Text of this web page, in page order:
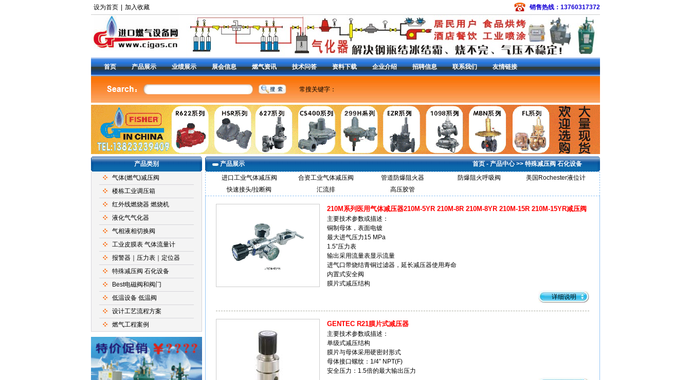
设为首页 加入收藏 销售热线：13760317372
首页 产品展示 业绩展示 展会信息 燃气资讯 技术问答 资料下载 企业介绍 招聘信息 联系我们 友情链接
常搜关键字：
燃气调压器 | 减压阀 | CS400减压阀 | S201减压阀 | 133L调压器 | 133H减压阀 | 299H减压阀 | 299HS
减压阀99调压器
1098减压阀 液化气减压阀 627-496减压阀 627-576调压器
R622-DFF减压
| 63EG泄压阀 | 98H放 散阀 Y690A调压器 1301F减压阀 95H减压阀 DVC6200定位器 | 费希尔
定位器 | DVC2000定位器 | 3582i定位器 |
产品类别
气体(燃气)减压阀
楼栋工业调压箱
红外线燃烧器 燃烧机
液化气气化器
气相液相切换阀
工业皮膜表 气体流量计
报警器｜压力表｜定位器
特殊减压阀 石化设备
Best电磁阀和阀门
低温设备 低温阀
设计工艺流程方案
燃气工程案例
产品展示 首页-产品中心>>特殊减压阀 石化设备
进口工业气体减压阀
合资工业气体减压阀 管道防爆阻火器 防爆阻火呼吸阀
美国Rochester液位计
快速接头/拉断阀
汇流排 高压胶管
210M系列医用气体减压器210M-5YR 210M-8R 210M-8YR 210M-15R 210M-15YR减压阀
主要技术参数或描述：
铜制母体，表面电镀
最大进气压力15 MPa
1.5”压力表
输出采用流量表显示流量
进气口带烧结青铜过滤器，延长减压器使用寿命
内置式安全阀
膜片式减压结构
详细说明
GENTEC R21膜片式减压器
主要技术参数或描述：
单级式减压结构
膜片与母体采用硬密封形式
母体接口螺纹：1/4” NPT(F)
安全压力：1.5倍的最大输出压力